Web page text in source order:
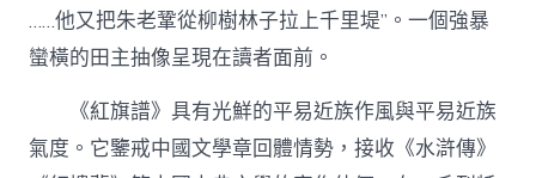
……他又把朱老鞏從柳樹林子拉上千里堤”。一個強暴
蠻橫的田主抽像呈現在讀者面前。
《紅旗譜》具有光鮮的平易近族作風與平易近族
氣度。它鑒戒中國文學章回體情勢，接收《水滸傳》